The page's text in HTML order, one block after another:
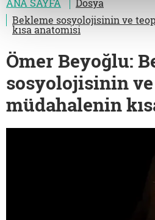
Bekleme sosyolojisinin ve
kısa anatomisi
Ömer Beyoğlu:
sosyolojisinin
müdahalenin